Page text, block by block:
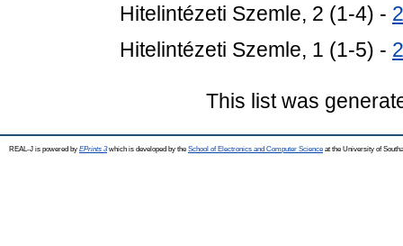
Hitelintézeti Szemle, 2 (1-4) -
Hitelintézeti Szemle, 1 (1-5) -
This list was
REAL-J is powered by EPrints 3which is developed by the School of Electronics and Computer Science at the University of